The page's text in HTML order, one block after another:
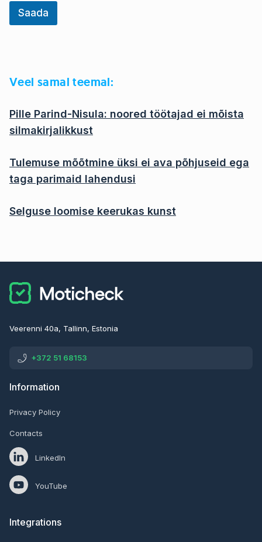
a
Saada
Veel samal teemal:
Pille Parind-Nisula: noored töötajad ei mõista
silmakirjalikkust
Tulemuse mõõtmine üksi ei ava põhjuseid ega
taga parimaid lahendusi
Selguse loomise keerukas kunst
Veerenni 40a, Tallinn, Estonia
+372 51 68153
Information
Privacy Policy
Contacts
LinkedIn
YouTube
Integrations